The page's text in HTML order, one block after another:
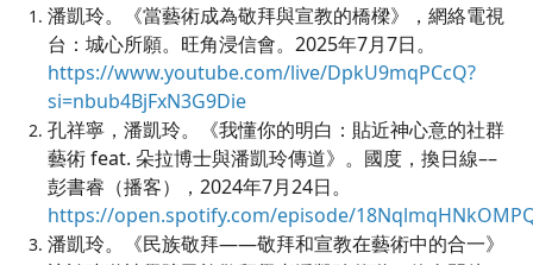
潘凱玲。《當藝術成為敬拜與宣教的橋樑》，網絡電視
台：城心所願。旺角浸信會。2025年7月7日。
https://www.youtube.com/live/DpkU9mqPCcQ?
si=nbub4BjFxN3G9Die
孔祥寧，潘凱玲。《我懂你的明白：貼近神心意的社群
藝術 feat. 朵拉博士與潘凱玲傳道》。國度，換日線––
彭書睿（播客），2024年7月24日。
https://open.spotify.com/episode/
潘凱玲。《民族敬拜——敬拜和宣教在藝術中的合一》